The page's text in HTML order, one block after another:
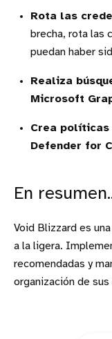
Rota las
brecha, rota las
puedan haber
Realiza
Microsoft
Crea políticas
Defender for
En
Void Blizzard es
a la ligera.
recomendadas y
organización de